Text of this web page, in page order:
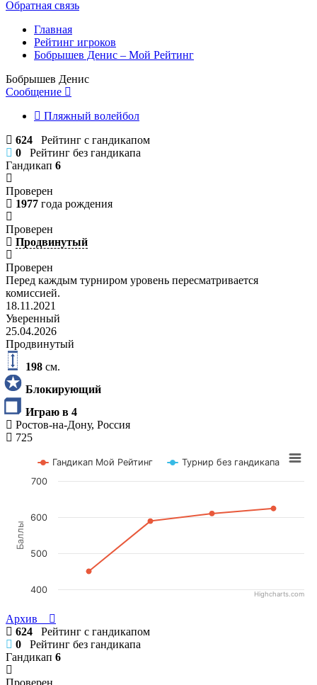
Обратная связь
Главная
Рейтинг игроков
Бобрышев Денис – Мой Рейтинг
Бобрышев Денис
Сообщение
Пляжный волейбол
624 Рейтинг с гандикапом
0 Рейтинг без гандикапа
Гандикап 6
Проверен
1977 года рождения
Проверен
Продвинутый
Проверен
Перед каждым турниром уровень пересматривается
комиссией.
18.11.2021
Уверенный
25.04.2026
Продвинутый
198 см.
Блокирующий
Играю в 4
Ростов-на-Дону, Россия
725
Баллы
Гандикап Мой Рейтинг Турнир без гандикапа
400
500
600
700
Highcharts.com
Архив
624 Рейтинг с гандикапом
0 Рейтинг без гандикапа
Гандикап 6
Проверен